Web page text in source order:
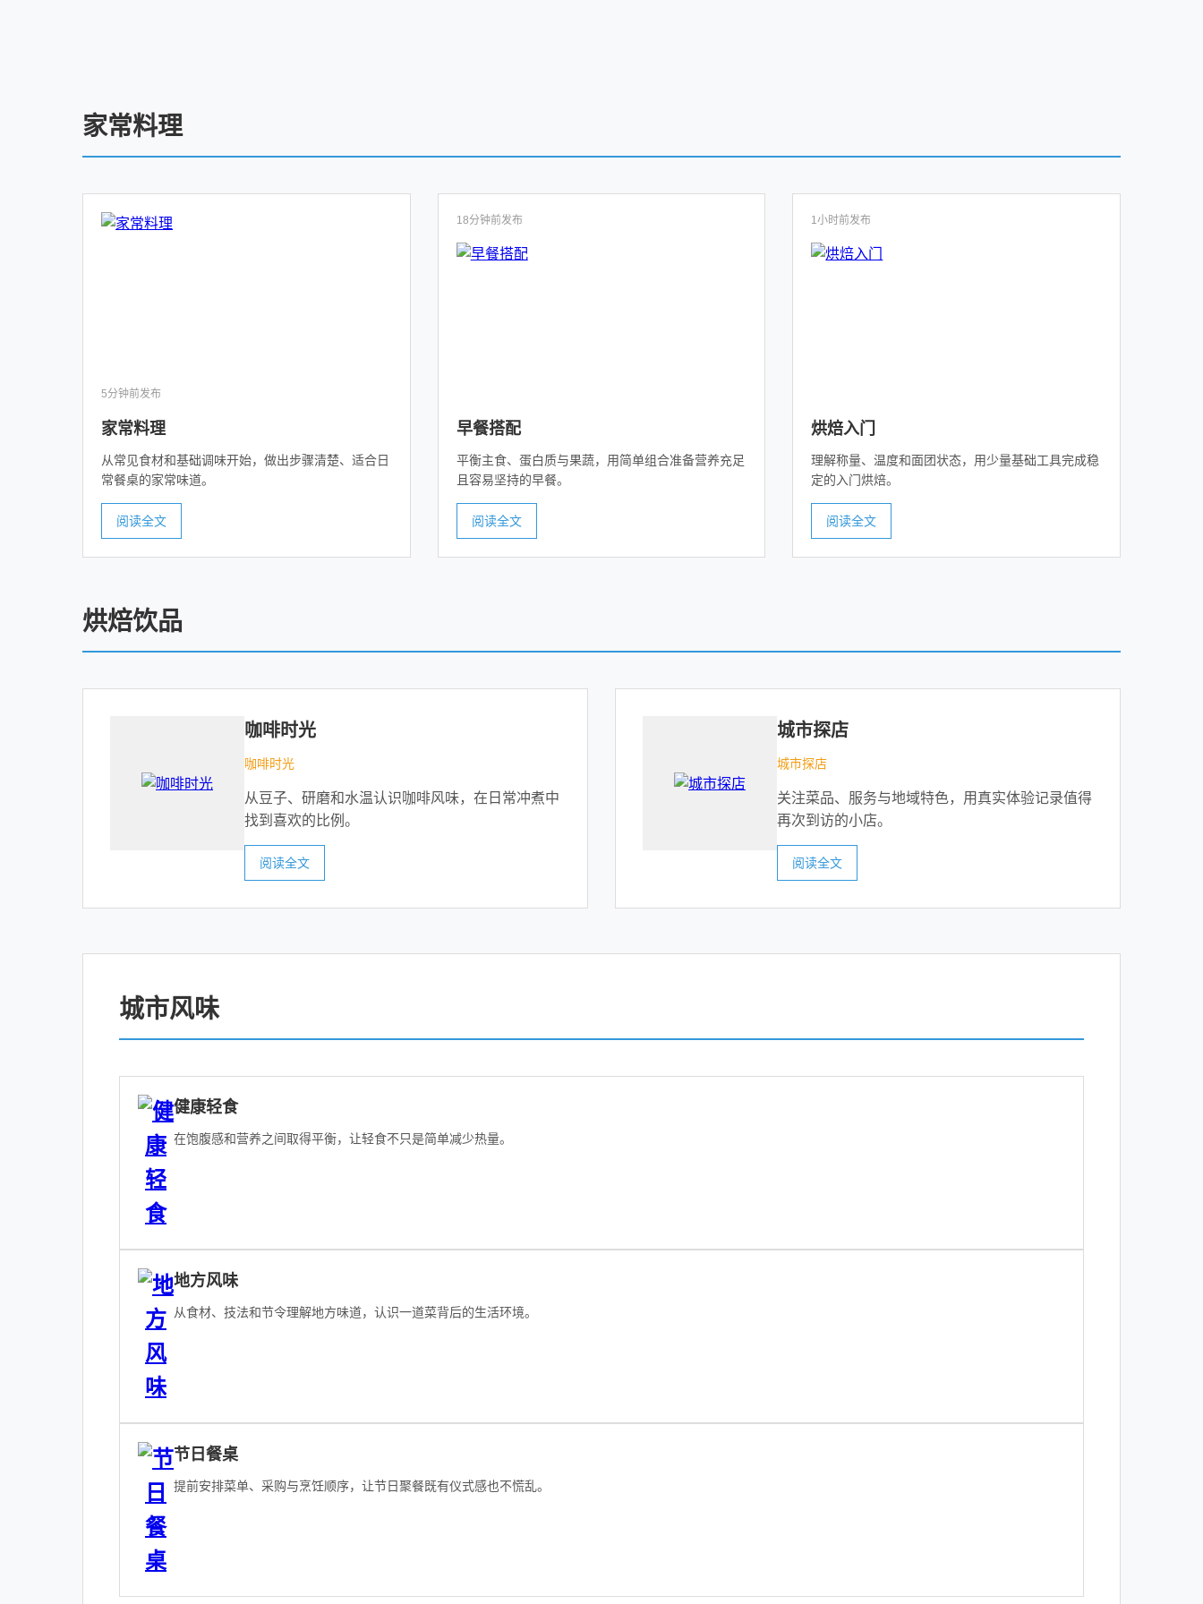
家常料理
5分钟前发布
家常料理
从常见食材和基础调味开始，做出步骤清楚、适合日
常餐桌的家常味道。
阅读全文
18分钟前发布
早餐搭配
平衡主食、蛋白质与果蔬，用简单组合准备营养充足
且容易坚持的早餐。
阅读全文
1小时前发布
烘焙入门
理解称量、温度和面团状态，用少量基础工具完成稳
定的入门烘焙。
阅读全文
烘焙饮品
咖啡时光
咖啡时光
从豆子、研磨和水温认识咖啡风味，在日常冲煮中
找到喜欢的比例。
阅读全文
城市探店
城市探店
关注菜品、服务与地域特色，用真实体验记录值得
再次到访的小店。
阅读全文
城市风味
健康轻食
在饱腹感和营养之间取得平衡，让轻食不只是简单减少热量。
地方风味
从食材、技法和节令理解地方味道，认识一道菜背后的生活环境。
节日餐桌
提前安排菜单、采购与烹饪顺序，让节日聚餐既有仪式感也不慌乱。